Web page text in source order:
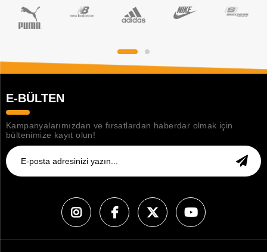
E-BÜLTEN
Kampanyalarımızdan ve fırsatlardan haberdar olmak için
bültenimize kayıt olun!